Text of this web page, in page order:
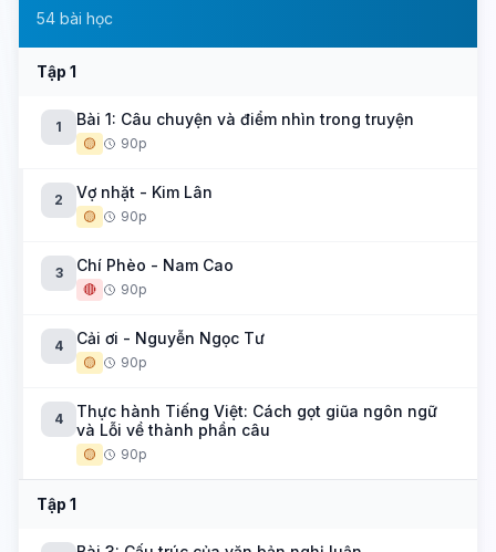
54 bài học
Tập 1
1 Bài 1: Câu chuyện và điểm nhìn trong truyện
🟡 90p
2 Vợ nhặt - Kim Lân
🟡 90p
3 Chí Phèo - Nam Cao
🔴 90p
4 Cải ơi - Nguyễn Ngọc Tư
🟡 90p
4
Thực hành Tiếng Việt: Cách gọt giũa ngôn ngữ
và Lỗi về thành phần câu
🟡 90p
Tập 1